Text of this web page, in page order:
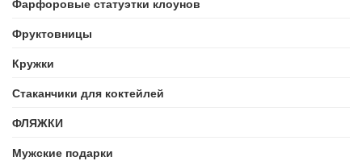
Фарфоровые статуэтки клоунов
Фруктовницы
Кружки
Стаканчики для коктейлей
ФЛЯЖКИ
Мужские подарки